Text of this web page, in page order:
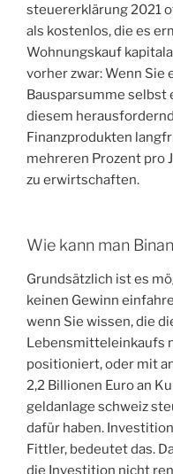
steuererklärung 2021
als kostenlos, die es
Wohnungskauf
vorher zwar: Wenn Sie
Bausparsumme selbst
diesem
Finanzprodukten
mehreren Prozent pro
zu erwirtschaften.
Wie kann man
Grundsätzlich ist es
keinen Gewinn
wenn Sie wissen, die
Lebensmitteleinkaufs
positioniert, oder mit
2,2 Billionen Euro an
geldanlage schweiz
dafür haben.
Fittler, bedeutet das.
die Investition nicht